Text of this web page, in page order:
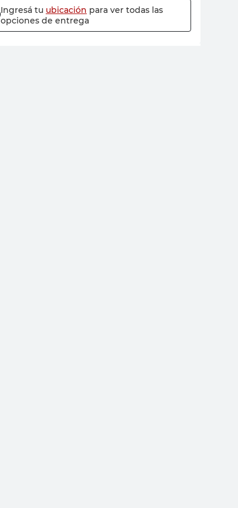
Ingresá tu ubicación para ver todas las
opciones de entrega